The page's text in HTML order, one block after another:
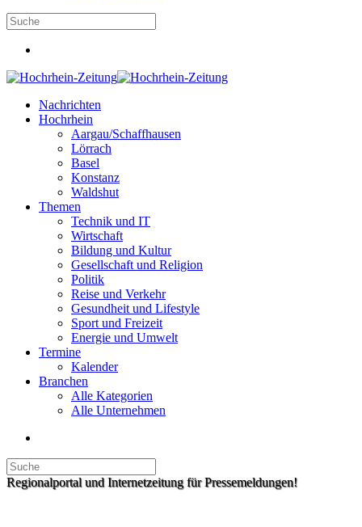
Nachrichten
Hochrhein
Aargau/Schaffhausen
Lörrach
Basel
Konstanz
Waldshut
Themen
Technik und IT
Wirtschaft
Bildung und Kultur
Gesellschaft und Religion
Politik
Reise und Verkehr
Gesundheit und Lifestyle
Sport und Freizeit
Energie und Umwelt
Termine
Kalender
Branchen
Alle Kategorien
Alle Unternehmen
Regionalportal und Internetzeitung für Pressemeldungen!